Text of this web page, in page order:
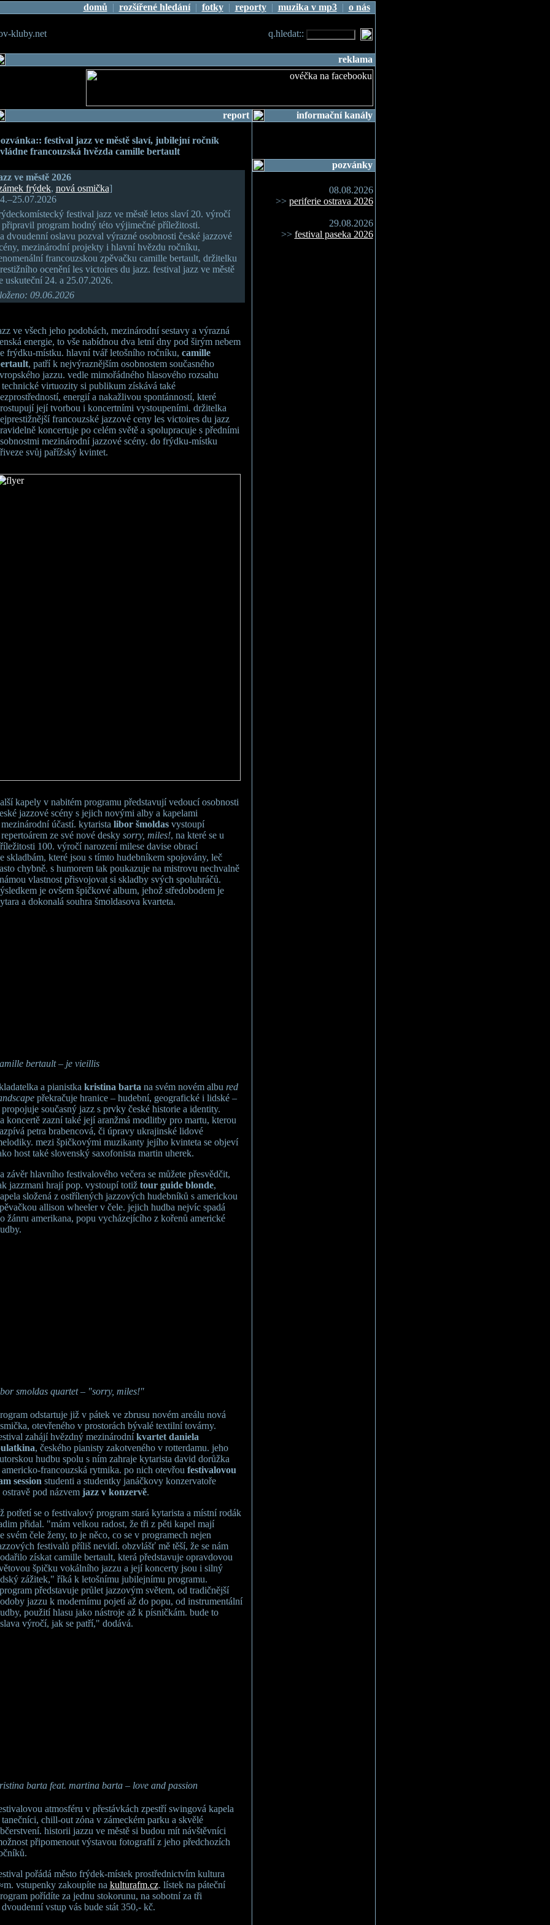
domů | rozšířené hledání| fotky| reporty| muzika v mp3| o nás
kluby.net q.hledat::
reklama
report
festival jazz ve městě slaví, jubilejní ročník
francouzská hvězda camille bertault
ve městě 2026
frýdek, nová osmička]
festival jazz ve městě letos slaví 20. výročí
připravil program hodný této výjimečné příležitosti.
dvoudenní oslavu pozval výrazné osobnosti české jazzové
mezinárodní projekty i hlavní hvězdu ročníku,
francouzskou zpěvačku camille bertault, držitelku
ocenění les victoires du jazz. festival jazz ve městě
uskuteční 24. a 25.07.2026.
09.06.2026
ve všech jeho podobách, mezinárodní sestavy a výrazná
energie, to vše nabídnou dva letní dny pod širým nebem
frýdku-místku. hlavní tvář letošního ročníku, camille
, patří k nejvýraznějším osobnostem současného
jazzu. vedle mimořádného hlasového rozsahu
technické virtuozity si publikum získává také
energií a nakažlivou spontánností, které
její tvorbou i koncertními vystoupeními. držitelka
francouzské jazzové ceny les victoires du jazz
koncertuje po celém světě a spolupracuje s předními
mezinárodní jazzové scény. do frýdku-místku
svůj pařížský kvintet.
kapely v nabitém programu představují vedoucí osobnosti
jazzové scény s jejich novými alby a kapelami
mezinárodní účastí. kytarista libor šmoldasvystoupí
repertoárem ze své nové desky sorry, miles!, na které se u
100. výročí narození milese davise obrací
skladbám, které jsou s tímto hudebníkem spojovány, leč
chybně. s humorem tak poukazuje na mistrovu nechvalně
vlastnost přisvojovat si skladby svých spoluhráčů.
je ovšem špičkové album, jehož středobodem je
a dokonalá souhra šmoldasova kvarteta.
bertault – je vieillis
a pianistka kristina barta na svém novém albu red
překračuje hranice – hudební, geografické i lidské –
propojuje současný jazz s prvky české historie a identity.
koncertě zazní také její aranžmá modlitby pro martu, kterou
petra brabencová, či úpravy ukrajinské lidové
mezi špičkovými muzikanty jejího kvinteta se objeví
host také slovenský saxofonista martin uherek.
závěr hlavního festivalového večera se můžete přesvědčit,
jazzmani hrají pop. vystoupí totiž tour guide blonde,
složená z ostřílených jazzových hudebníků s americkou
allison wheeler v čele. jejich hudba nejvíc spadá
žánru amerikana, popu vycházejícího z kořenů americké
smoldas quartet – "sorry, miles!"
odstartuje již v pátek ve zbrusu novém areálu nová
otevřeného v prostorách bývalé textilní továrny.
zahájí hvězdný mezinárodníkvartet daniela
, českého pianisty zakotveného v rotterdamu. jeho
hudbu spolu s ním zahraje kytarista david dorůžka
americko-francouzská rytmika. po nich otevřou festivalovou
session studenti a studentky janáčkovy konzervatoře
ostravě pod názvem jazz v konzervě.
potřetí se o festivalový program stará kytarista a místní rodák
přidal. "mám velkou radost, že tři z pěti kapel mají
svém čele ženy, to je něco, co se v programech nejen
festivalů příliš nevidí. obzvlášť mě těší, že se nám
získat camille bertault, která představuje opravdovou
špičku vokálního jazzu a její koncerty jsou i silný
zážitek," říká k letošnímu jubilejnímu programu.
představuje průlet jazzovým světem, od tradičnější
jazzu k modernímu pojetí až do popu, od instrumentální
použití hlasu jako nástroje až k písničkám. bude to
výročí, jak se patří," dodává.
barta feat. martina barta – love and passion
atmosféru v přestávkách zpestří swingová kapela
tanečníci, chill-out zóna v zámeckém parku a skvělé
historii jazzu ve městě si budou mít návštěvníci
připomenout výstavou fotografií z jeho předchozích
pořádá město frýdek-místek prostřednictvím kultura
vstupenky zakoupíte na kulturafm.cz. lístek na páteční
pořídíte za jednu stokorunu, na sobotní za tři
dvoudenní vstup vás bude stát 350,- kč.
informační kanály
pozvánky
08.08.2026
>> periferie ostrava 2026
29.08.2026
>> festival paseka 2026